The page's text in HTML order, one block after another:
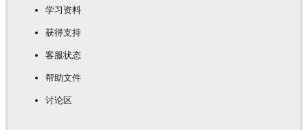
学习资料
获得支持
客服状态
帮助文件
讨论区